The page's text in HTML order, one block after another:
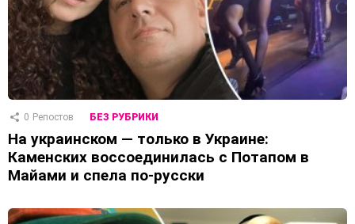
0 Репостов БЕЗ РУБРИКИ
На украинском — только в Украине:
Каменских воссоединилась с Потапом в
Майами и спела по-русски